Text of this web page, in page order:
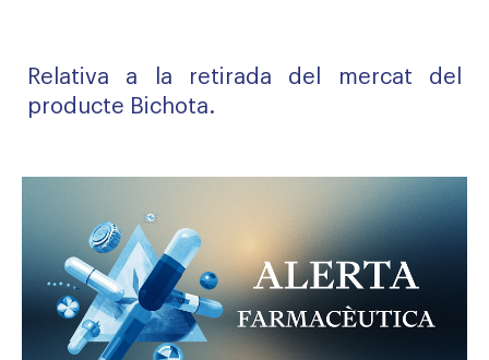
Relativa a la retirada del mercat del
producte Bichota.